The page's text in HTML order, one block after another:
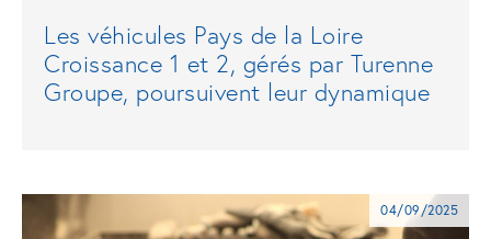
Les véhicules Pays de la Loire
Croissance 1 et 2, gérés par Turenne
Groupe, poursuivent leur dynamique
04/09/2025